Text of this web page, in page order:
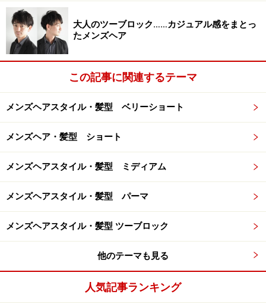
顔型：逆三角型 丸型 卵型 面長
髪質：ややクセ～直毛
毛量：少なめ～多い
次のページは「男のショートスタイル」を詳しくご紹介
※記事内容は執筆時点のものです。最新の内容をご確認くださ
い。
1/2
大人のツーブロック……カジュアル感をまとっ
たメンズヘア
この記事に関連するテーマ
メンズヘアスタイル・髪型 ベリーショート
メンズヘア・髪型 ショート
メンズヘアスタイル・髪型 ミディアム
メンズヘアスタイル・髪型 パーマ
メンズヘアスタイル・髪型 ツーブロック
他のテーマも見る
人気記事ランキング